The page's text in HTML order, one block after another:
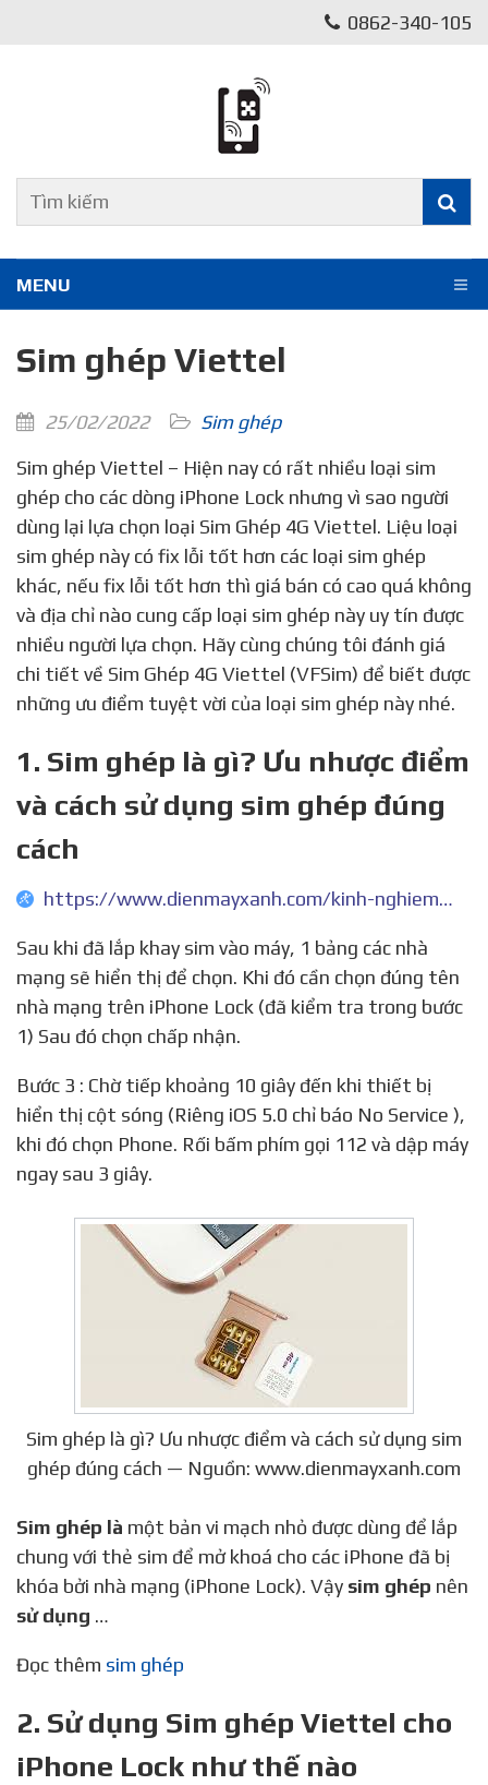
0862-340-105
MENU
Sim ghép Viettel
25/02/2022
Sim ghép
Sim ghép Viettel – Hiện nay có rất nhiều loại sim
ghép cho các dòng iPhone Lock nhưng vì sao người
dùng lại lựa chọn loại Sim Ghép 4G Viettel. Liệu loại
sim ghép này có fix lỗi tốt hơn các loại sim ghép
khác, nếu fix lỗi tốt hơn thì giá bán có cao quá không
và địa chỉ nào cung cấp loại sim ghép này uy tín được
nhiều người lựa chọn. Hãy cùng chúng tôi đánh giá
chi tiết về Sim Ghép 4G Viettel (VFSim) để biết được
những ưu điểm tuyệt vời của loại sim ghép này nhé.
1. Sim ghép là gì? Ưu nhược điểm
và cách sử dụng sim ghép đúng
cách
https://www.dienmayxanh.com/kinh-nghiem-hay/sim-ghep-la-gi-thuong-co-tren-cac-dong-dien-thoai-1133063
Sau khi đã lắp khay sim vào máy, 1 bảng các nhà
mạng sẽ hiển thị để chọn. Khi đó cần chọn đúng tên
nhà mạng trên iPhone Lock (đã kiểm tra trong bước
1) Sau đó chọn chấp nhận.
Bước 3 : Chờ tiếp khoảng 10 giây đến khi thiết bị
hiển thị cột sóng (Riêng iOS 5.0 chỉ báo No Service ),
khi đó chọn Phone. Rối bấm phím gọi 112 và dập máy
ngay sau 3 giây.
Sim ghép là gì? Ưu nhược điểm và cách sử dụng sim
ghép đúng cách — Nguồn: www.dienmayxanh.com
Sim ghép là một bản vi mạch nhỏ được dùng để lắp
chung với thẻ sim để mở khoá cho các iPhone đã bị
khóa bởi nhà mạng (iPhone Lock). Vậy sim ghép nên
sử dụng …
Đọc thêm sim ghép
2. Sử dụng Sim ghép Viettel cho
iPhone Lock như thế nào